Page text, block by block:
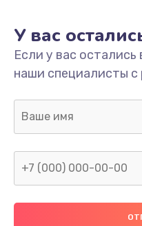
Замена
У вас
Если у вас
наши специалисты